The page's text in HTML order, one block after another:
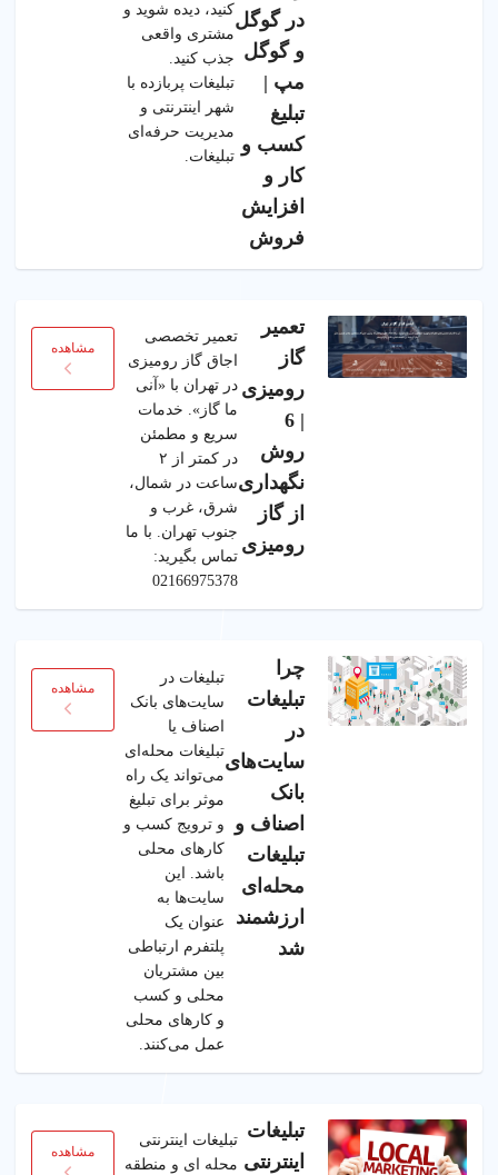
در گوگل
و گوگل
مپ |
تبلیغ
کسب و
کار و
افزایش
فروش
کنید، دیده شوید و
مشتری واقعی
جذب کنید.
تبلیغات پربازده با
شهر اینترنتی و
مدیریت حرفه‌ای
تبلیغات.
تعمیر
گاز
رومیزی
| 6
روش
نگهداری
از گاز
رومیزی
تعمیر تخصصی
اجاق گاز رومیزی
در تهران با «آنی
ما گاز». خدمات
سریع و مطمئن
در کمتر از ۲
ساعت در شمال،
شرق، غرب و
جنوب تهران. با ما
تماس بگیرید:
02166975378
مشاهده
چرا
تبلیغات
در
سایت‌های
بانک
اصناف و
تبلیغات
محله‌ای
ارزشمند
شد
تبلیغات در
سایت‌های بانک
اصناف یا
تبلیغات محله‌ای
می‌تواند یک راه
موثر برای تبلیغ
و ترویج کسب و
کارهای محلی
باشد. این
سایت‌ها به
عنوان یک
پلتفرم ارتباطی
بین مشتریان
محلی و کسب
و کارهای محلی
عمل می‌کنند.
مشاهده
تبلیغات
اینترنتی
تبلیغات اینترنتی
محله ای و منطقه
مشاهده